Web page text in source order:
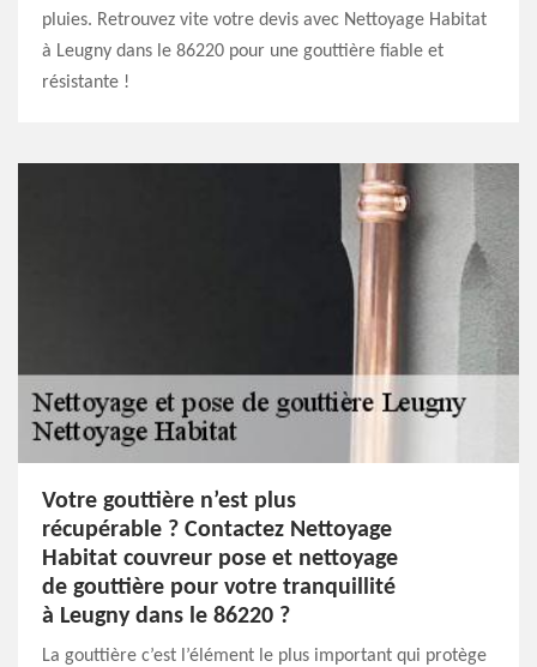
pluies. Retrouvez vite votre devis avec Nettoyage Habitat
à Leugny dans le 86220 pour une gouttière fiable et
résistante !
Votre gouttière n’est plus
récupérable ? Contactez Nettoyage
Habitat couvreur pose et nettoyage
de gouttière pour votre tranquillité
à Leugny dans le 86220 ?
La gouttière c’est l’élément le plus important qui protège